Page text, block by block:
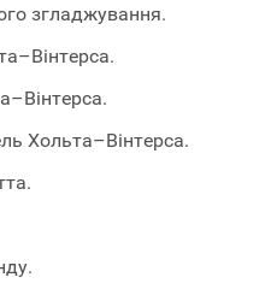
згладжування.
Хольта–Вінтерса.